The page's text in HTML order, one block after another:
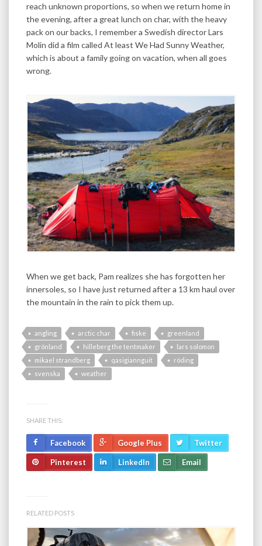
reach unknown proportions, so when we return home in
the evening, after a great lunch on char, with the heavy
pack on our backs, I remember a Swedish director Lars
Molin did a film called At least We Had Sunny Weather,
which is about a family going on vacation, when all goes
wrong.
When we get back, Pam realizes she has forgotten her
innersoles, so I have just returned after a 13 km haul over
the mountain in the rain to pick them up.
angling arctic char fiske
greenland
grönland
hilleberg the tentmaker
lars solomon
mikael strandberg
qasigiannguit
röding
svenska
weather
SHARE THIS:
Facebook Google Plus Twitter
Pinterest LinkedIn Email
RELATED POSTS